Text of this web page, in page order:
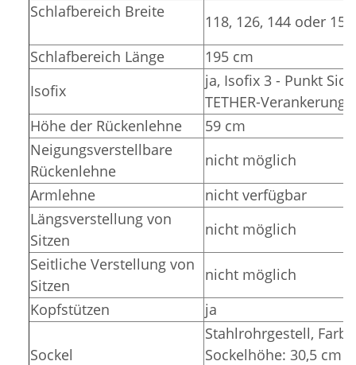
Schlafbereich Breite
118, 126, 144 oder
Schlafbereich Länge
195 cm
Isofix
ja, Isofix 3 - Punkt
TETHER-
Höhe der Rückenlehne
59 cm
Neigungsverstellbare
Rückenlehne
nicht möglich
Armlehne
nicht verfügbar
Längsverstellung von
Sitzen
nicht möglich
Seitliche Verstellung von
Sitzen
nicht möglich
Kopfstützen
ja
Sockel
Stahlrohrgestell,
Sockelhöhe: 30,5 cm